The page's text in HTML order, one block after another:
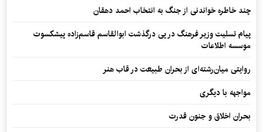
چند خاطره خواندنی از جنگ به انتخاب احمد دهقان
پیام تسلیت وزیر فرهنگ در پی درگذشت ابوالقاسم قاسم‌زاده پیشکسوت
موسسه اطلاعات
روایتی میان‌رشته‌ای از بحران طبیعت در قاب هنر
مواجهه با دیگری
بحران اخلاق و جنون قدرت